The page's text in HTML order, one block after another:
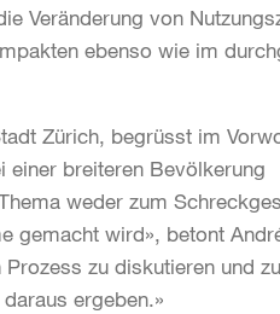
Veränderung von
ebenso wie im
Zürich, begrüsst im
einer breiteren Bevölkerung
weder zum
gemacht wird», betont
zu diskutieren und
ergeben.»